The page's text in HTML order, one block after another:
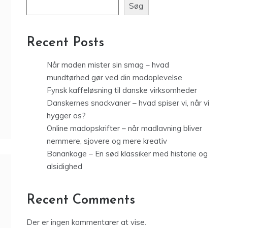
Søg
Recent Posts
Når maden mister sin smag – hvad
mundtørhed gør ved din madoplevelse
Fynsk kaffeløsning til danske virksomheder
Danskernes snackvaner – hvad spiser vi, når vi
hygger os?
Online madopskrifter – når madlavning bliver
nemmere, sjovere og mere kreativ
Banankage – En sød klassiker med historie og
alsidighed
Recent Comments
Der er ingen kommentarer at vise.